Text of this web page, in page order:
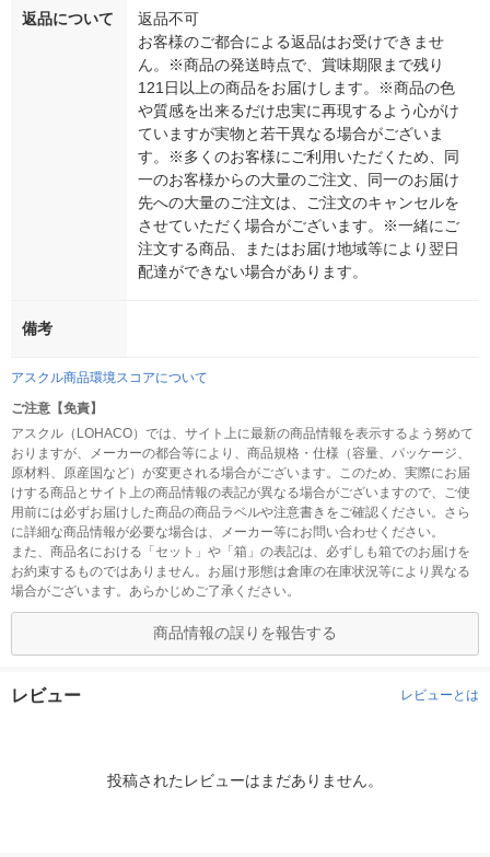
返品について
返品不可
お客様のご都合による返品はお受けできませ
ん。※商品の発送時点で、賞味期限まで残り
121日以上の商品をお届けします。※商品の色
や質感を出来るだけ忠実に再現するよう心がけ
ていますが実物と若干異なる場合がございま
す。※多くのお客様にご利用いただくため、同
一のお客様からの大量のご注文、同一のお届け
先への大量のご注文は、ご注文のキャンセルを
させていただく場合がございます。※一緒にご
注文する商品、またはお届け地域等により翌日
配達ができない場合があります。
備考
アスクル商品環境スコアについて
ご注意【免責】
アスクル（LOHACO）では、サイト上に最新の商品情報を表示するよう努めて
おりますが、メーカーの都合等により、商品規格・仕様（容量、パッケージ、
原材料、原産国など）が変更される場合がございます。このため、実際にお届
けする商品とサイト上の商品情報の表記が異なる場合がございますので、ご使
用前には必ずお届けした商品の商品ラベルや注意書きをご確認ください。さら
に詳細な商品情報が必要な場合は、メーカー等にお問い合わせください。
また、商品名における「セット」や「箱」の表記は、必ずしも箱でのお届けを
お約束するものではありません。お届け形態は倉庫の在庫状況等により異なる
場合がございます。あらかじめご了承ください。
商品情報の誤りを報告する
レビュー レビューとは
投稿されたレビューはまだありません。